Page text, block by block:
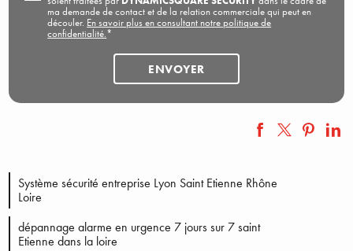
ma demande de contact et de la relation commerciale qui peut en
découler. En savoir plus en consultant notre politique de
confidentialité.*
Système sécurité entreprise Lyon Saint Etienne Rhône
Loire
dépannage alarme en urgence 7 jours sur 7 saint
Etienne dans la loire